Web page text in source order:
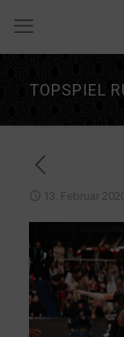
TOPSPIEL
13. Februar